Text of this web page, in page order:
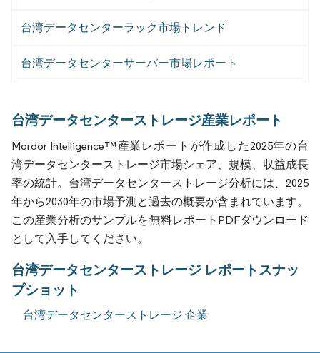
台湾データセンターラック市場トレンド
台湾データセンターサーバー市場レポート
台湾データセンターストレージ産業レポート
Mordor Intelligence™産業レポートが作成した2025年の台
湾データセンターストレージ市場シェア、規模、収益成長
率の統計。台湾データセンターストレージ分析には、2025
年から2030年の市場予測と過去の概要が含まれています。
この産業分析のサンプルを無料レポートPDFダウンロード
として入手してください。
台湾データセンターストレージ レポートスナッ
プショット
台湾データセンターストレージ 企業